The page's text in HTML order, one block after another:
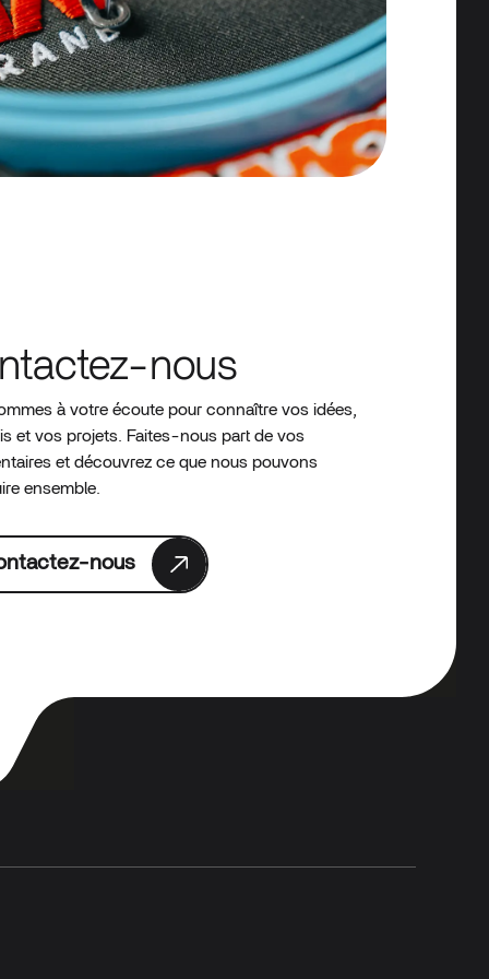
nous
à votre écoute pour connaître vos idées,
et vos projets. Faites-nous part de vos
et découvrez ce que nous pouvons
ensemble.
nous